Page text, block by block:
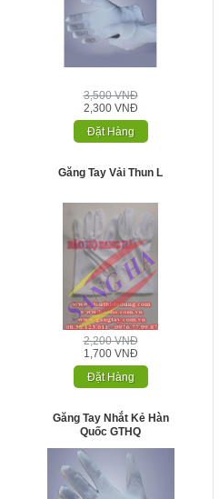
3,500 VNĐ
2,300 VNĐ
Đặt Hàng
Găng Tay Vải Thun L
2,200 VNĐ
1,700 VNĐ
Đặt Hàng
Găng Tay Nhắt Kẻ Hàn
Quốc GTHQ